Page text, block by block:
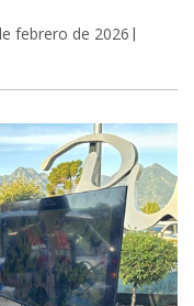
febrero de 2026